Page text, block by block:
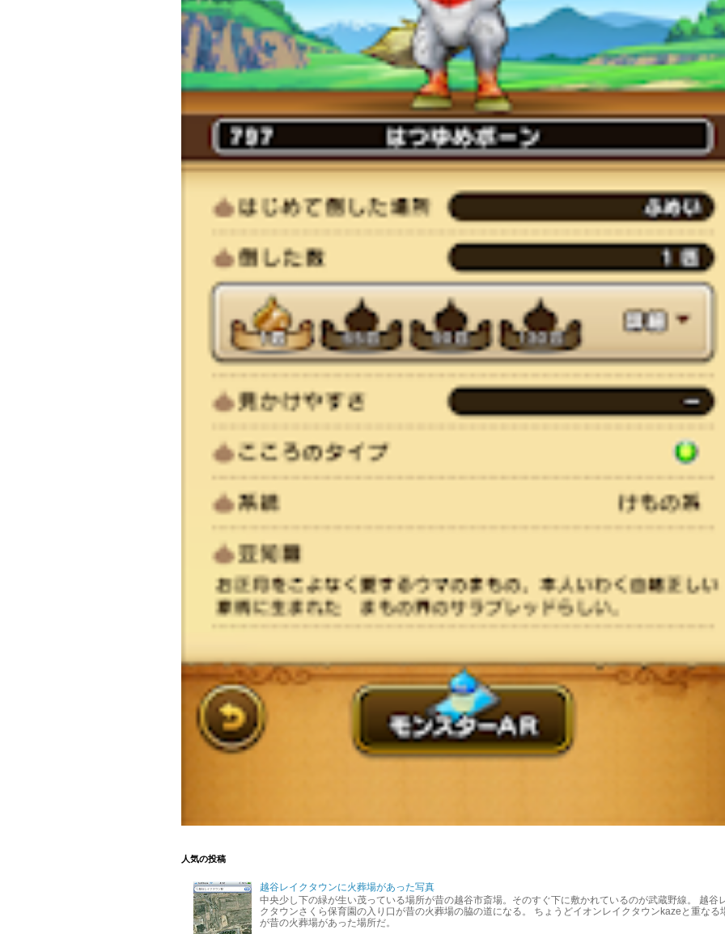
人気の投稿
越谷レイクタウンに火葬場があった写真
中央少し下の緑が生い茂っている場所が昔の越谷市斎場。そのすぐ下に敷かれているのが武蔵野線。 越谷
クタウンさくら保育園の入り口が昔の火葬場の脇の道になる。 ちょうどイオンレイクタウンkazeと重なる
が昔の火葬場があった場所だ。